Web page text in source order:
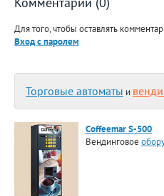
Для того, чтобы оставлять
Вход с паролем
Торговые автоматы и
Coffeemar S-500
Вендинговое